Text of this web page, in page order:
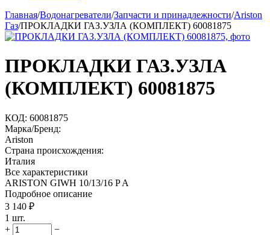
Главная/Водонагреватели/Запчасти и принадлежности/Ariston
Газ/ПРОКЛАДКИ ГАЗ.УЗЛА (КОМПЛЕКТ) 60081875
ПРОКЛАДКИ ГАЗ.УЗЛА
(КОМПЛЕКТ) 60081875
КОД: 60081875
Марка/Бренд:
Ariston
Страна происхождения:
Италия
Все характеристики
ARISTON GIWH 10/13/16 P A
Подробное описание
3 140 ₽
1 шт.
+
−